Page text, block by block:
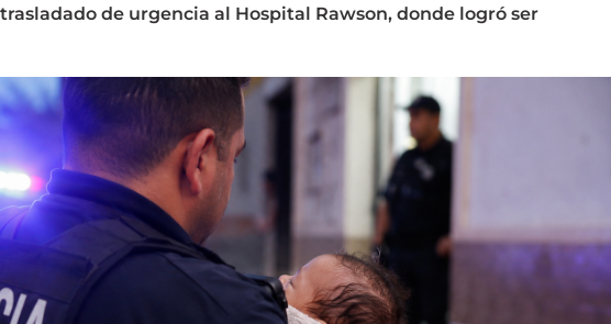
trasladado de urgencia al Hospital Rawson, donde logró ser